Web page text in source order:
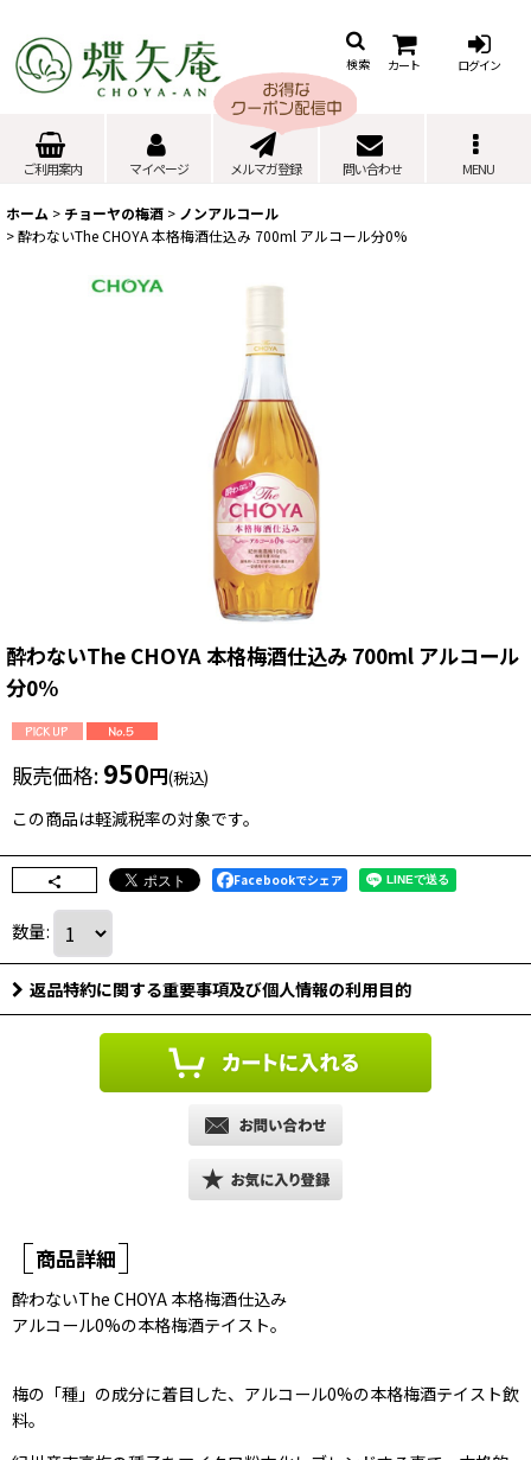
検索 カート ログイン
ご利用案内 マイページ メルマガ登録 問い合わせ MENU
ホーム > チョーヤの梅酒 > ノンアルコール
>酔わないThe CHOYA 本格梅酒仕込み 700ml アルコール分0%
酔わないThe CHOYA 本格梅酒仕込み 700ml アルコール
分0%
販売価格: 950円(税込)
この商品は軽減税率の対象です。
Facebookでシェア
数量:
返品特約に関する重要事項及び個人情報の利用目的
商品詳細
酔わないThe CHOYA 本格梅酒仕込み
アルコール0%の本格梅酒テイスト。
梅の「種」の成分に着目した、アルコール0%の本格梅酒テイスト飲
料。